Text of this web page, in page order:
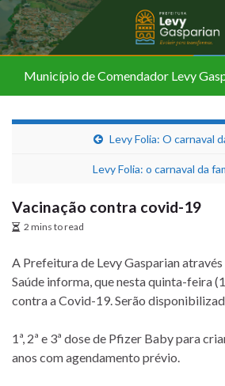
Município de Comendador Levy
Levy Folia: O carnaval
Levy Folia: o carnaval da
Vacinação contra covid-19
2 mins to read
A Prefeitura de Levy Gasparian
Saúde informa, que nesta quinta-feira
contra a Covid-19. Serão
1ª, 2ª e 3ª dose de Pfizer Baby para
anos com agendamento prévio.